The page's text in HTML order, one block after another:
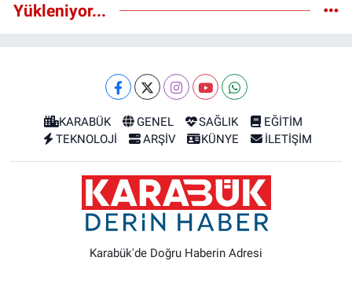
Yükleniyor...
KARABÜK GENEL SAĞLIK
EĞİTİM
TEKNOLOJİ
ARŞİV KÜNYE İLETİŞİM
Karabük'de Doğru Haberin Adresi